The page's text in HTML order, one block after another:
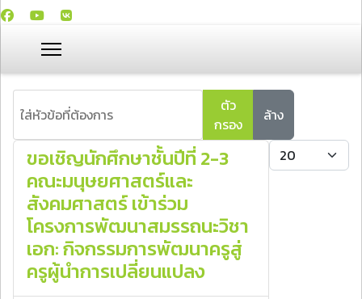
ตัว
กรอง
ล้าง
แสดง #
ขอเชิญนักศึกษาชั้นปีที่ 2-3
คณะมนุษยศาสตร์และ
สังคมศาสตร์ เข้าร่วม
โครงการพัฒนาสมรรถนะวิชา
เอก: กิจกรรมการพัฒนาครูสู่
ครูผู้นำการเปลี่ยนแปลง